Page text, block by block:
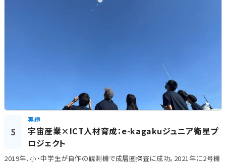
5
実績
宇宙産業×ICT人材育成：e-kagakuジュニア衛星プ
ロジェクト
2019年、小・中学生が自作の観測機で成層圏探査に成功。2021年に2号機